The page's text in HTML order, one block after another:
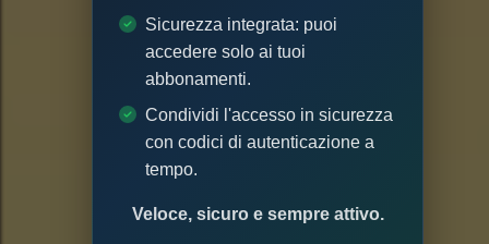
Sicurezza integrata: puoi
accedere solo ai tuoi
abbonamenti.
Condividi l'accesso in sicurezza
con codici di autenticazione a
tempo.
Veloce, sicuro e sempre attivo.